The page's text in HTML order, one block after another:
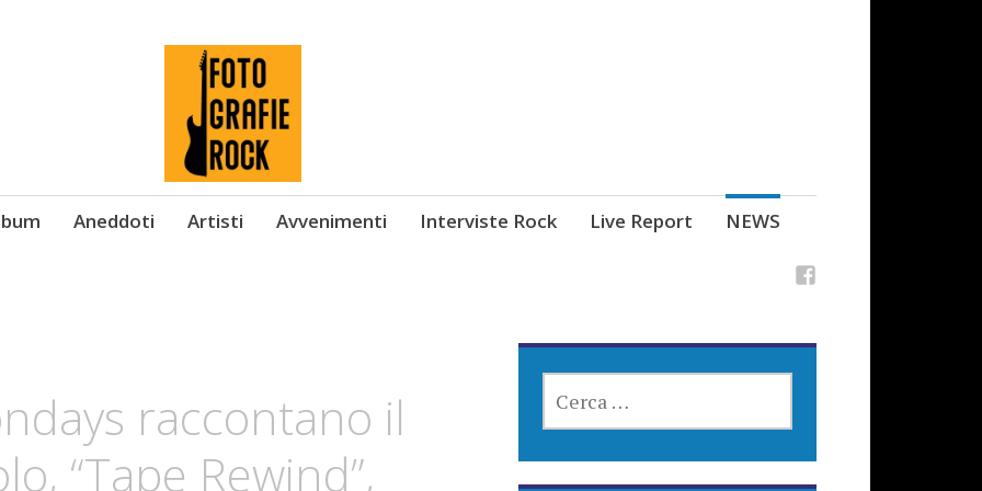
Aneddoti Artisti Avvenimenti Interviste Rock Live Report NEWS
raccontano il
“Tape Rewind”,
PER: